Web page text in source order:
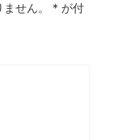
せん。 * が付